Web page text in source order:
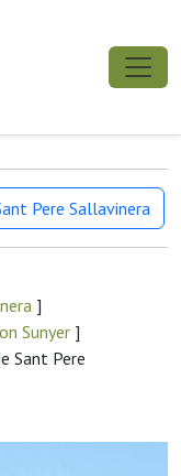
Pere Sallavinera
]
Sunyer ]
Sant Pere